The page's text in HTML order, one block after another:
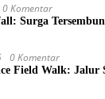
0 Komentar
Surga
0 Komentar
Field Walk: Jalur